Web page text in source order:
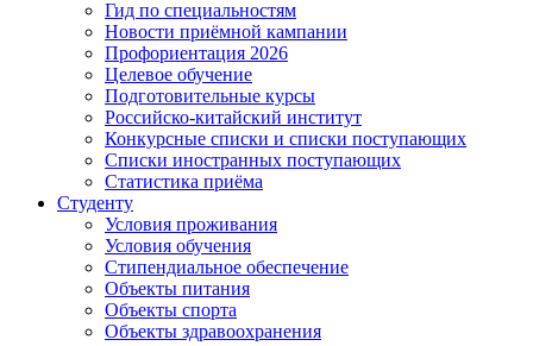
Гид по специальностям
Новости приёмной кампании
Профориентация 2026
Целевое обучение
Подготовительные курсы
Российско-китайский институт
Конкурсные списки и списки поступающих
Списки иностранных поступающих
Статистика приёма
Студенту
Условия проживания
Условия обучения
Стипендиальное обеспечение
Объекты питания
Объекты спорта
Объекты здравоохранения